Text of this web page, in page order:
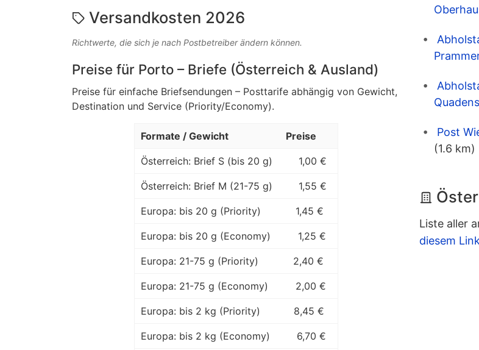
Versandkosten 2026
Richtwerte, die sich je nach Postbetreiber ändern können.
Preise für Porto – Briefe (Österreich & Ausland)
Preise für einfache Briefsendungen – Posttarife abhängig von Gewicht,
Destination und Service (Priority/Economy).
Formate / Gewicht Preise
Österreich: Brief S (bis 20 g) 1,00 €
Österreich: Brief M (21-75 g) 1,55 €
Europa: bis 20 g (Priority) 1,45 €
Europa: bis 20 g (Economy) 1,25 €
Europa: 21-75 g (Priority) 2,40 €
Europa: 21-75 g (Economy) 2,00 €
Europa: bis 2 kg (Priority) 8,45 €
Europa: bis 2 kg (Economy) 6,70 €
Post
(1.6 km)
Liste aller
diesem